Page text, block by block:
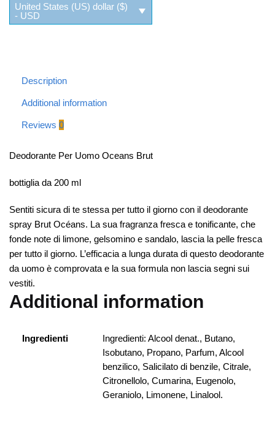
United States (US) dollar ($)
- USD
Description
Additional information
Reviews 0
Deodorante Per Uomo Oceans Brut
bottiglia da 200 ml
Sentiti sicura di te stessa per tutto il giorno con il deodorante
spray Brut Océans. La sua fragranza fresca e tonificante, che
fonde note di limone, gelsomino e sandalo, lascia la pelle fresca
per tutto il giorno. L’efficacia a lunga durata di questo deodorante
da uomo è comprovata e la sua formula non lascia segni sui
vestiti.
Additional information
Ingredienti
Ingredienti: Alcool denat., Butano,
Isobutano, Propano, Parfum, Alcool
benzilico, Salicilato di benzile, Citrale,
Citronellolo, Cumarina, Eugenolo,
Geraniolo, Limonene, Linalool.